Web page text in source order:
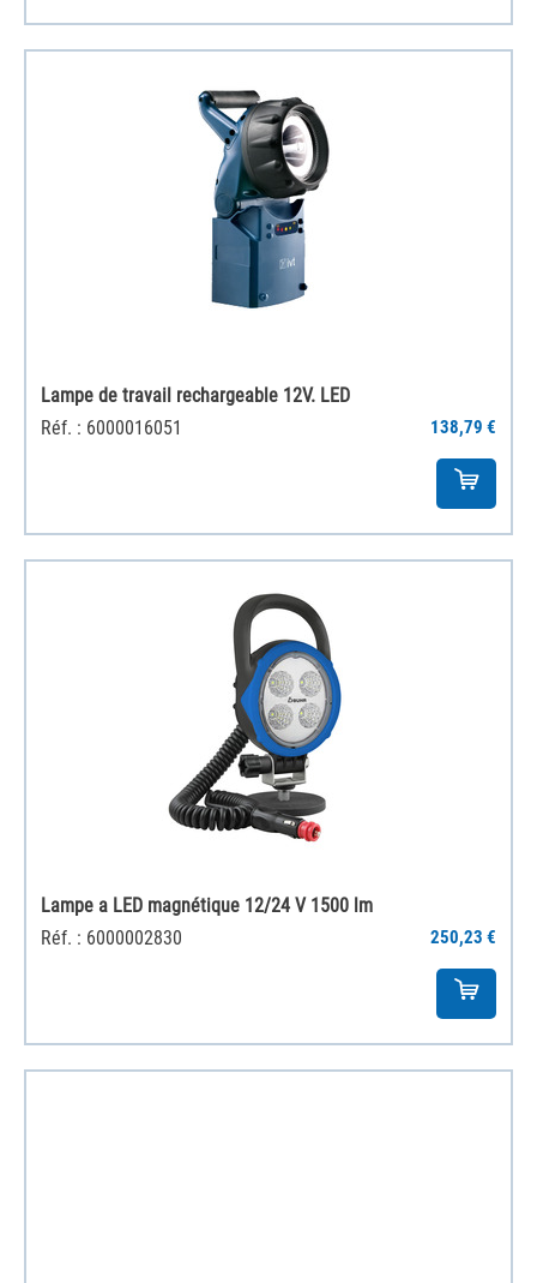
Lampe de travail rechargeable 12V. LED
Réf. : 6000016051
138,79 €
Lampe a LED magnétique 12/24 V 1500 lm
Réf. : 6000002830
250,23 €